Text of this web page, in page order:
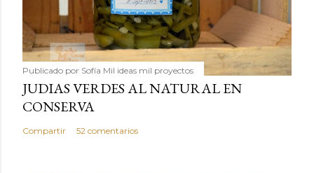
Publicado por Sofía Mil ideas mil proyectos
JUDIAS VERDES AL NATURAL EN
CONSERVA
Compartir 52 comentarios